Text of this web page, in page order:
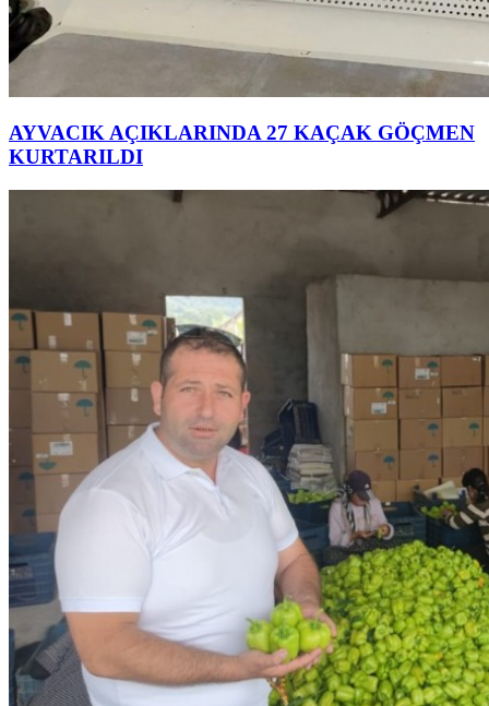
AYVACIK AÇIKLARINDA 27 KAÇAK GÖÇMEN
KURTARILDI